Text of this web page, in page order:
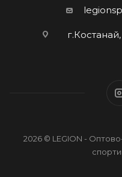
2026 © LEGION -